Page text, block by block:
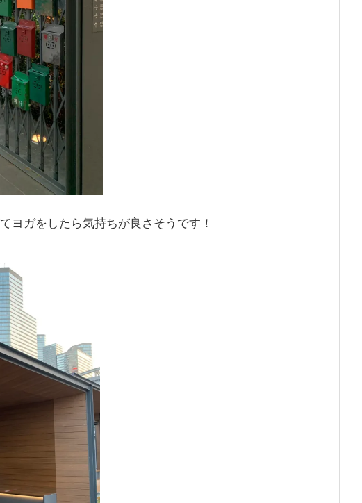
ヨガをしたら気持ちが良さそうです！